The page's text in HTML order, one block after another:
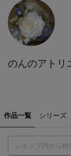
のんのアトリ
作品一覧 シリーズ